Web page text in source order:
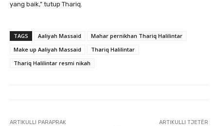
yang baik,” tutup Thariq.
TAGS Aaliyah Massaid
Mahar pernikhan Thariq Halilintar
Make up Aaliyah Massaid
Thariq Halilintar
Thariq Halilintar resmi nikah
ARTIKULLI PARAPRAK ARTIKULLI TJETËR